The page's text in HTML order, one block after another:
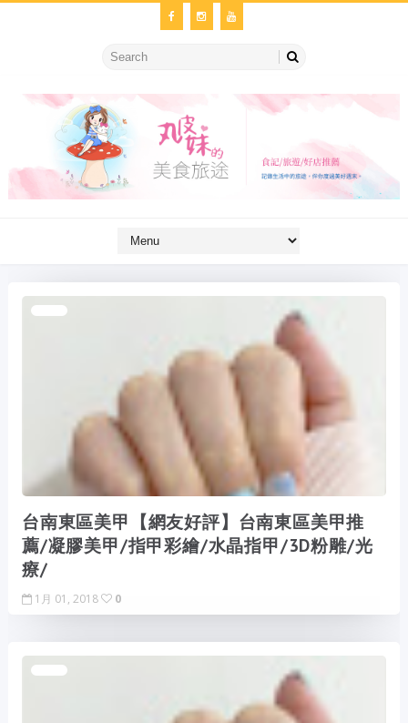
台南東區美甲【網友好評】台南東區美甲推
薦/凝膠美甲/指甲彩繪/水晶指甲/3D粉雕/光
療/
1月 01, 2018 0